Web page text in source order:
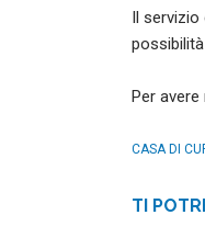
Il servizio
Per
CASA DI
TI